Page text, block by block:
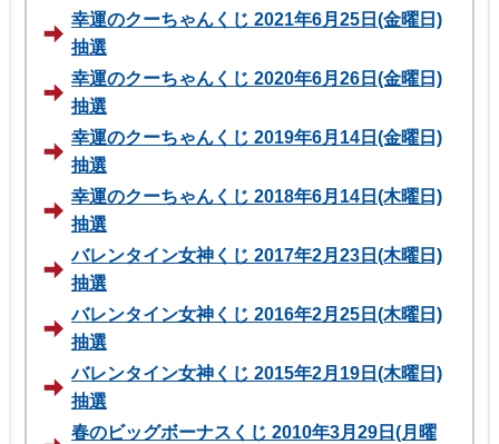
幸運のクーちゃんくじ 2021年6月25日(金曜日)
抽選
幸運のクーちゃんくじ 2020年6月26日(金曜日)
抽選
幸運のクーちゃんくじ 2019年6月14日(金曜日)
抽選
幸運のクーちゃんくじ 2018年6月14日(木曜日)
抽選
バレンタイン女神くじ 2017年2月23日(木曜日)
抽選
バレンタイン女神くじ 2016年2月25日(木曜日)
抽選
バレンタイン女神くじ 2015年2月19日(木曜日)
抽選
春のビッグボーナスくじ 2010年3月29日(月曜